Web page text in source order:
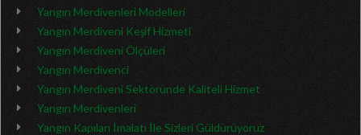
Yangın Merdivenleri Modelleri
Yangın Merdiveni Keşif Hizmeti
Yangın Merdiveni Ölçüleri
Yangın Merdivenci
Yangın Merdiveni Sektöründe Kaliteli Hizmet
Yangın Merdivenleri
Yangın Kapıları İmalatı İle Sizleri Güldürüyoruz